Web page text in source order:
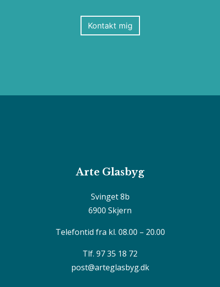
Kontakt mig
Arte Glasbyg
Svinget 8b
6900 Skjern
Telefontid fra kl. 08.00 – 20.00
Tlf. 97 35 18 72
post@arteglasbyg.dk